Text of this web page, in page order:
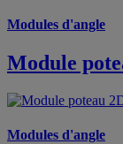
Modules d'angle
Module
Modules d'angle